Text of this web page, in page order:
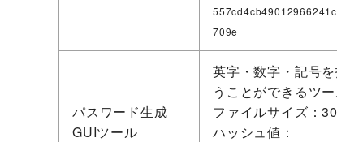
709e
パスワード生成
GUIツール
英字・数字・記号
うことができるツー
ファイルサイズ：
ハッシュ値：